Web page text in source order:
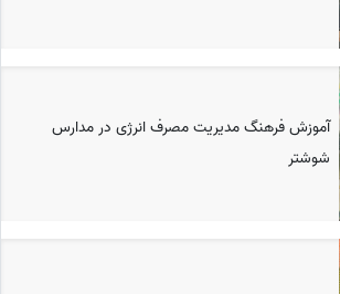
آموزش فرهنگ مدیریت مصرف انرژی در مدارس
شوشتر